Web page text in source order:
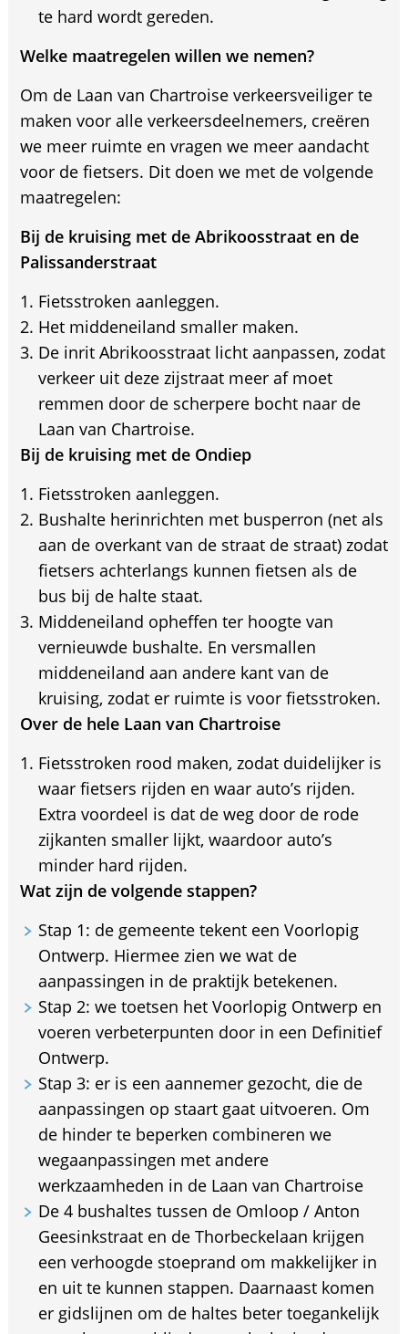
te hard wordt gereden.
Welke maatregelen willen we nemen?
Om de Laan van Chartroise verkeersveiliger te
maken voor alle verkeersdeelnemers, creëren
we meer ruimte en vragen we meer aandacht
voor de fietsers. Dit doen we met de volgende
maatregelen:
Bij de kruising met de Abrikoosstraat en de
Palissanderstraat
Fietsstroken aanleggen.
Het middeneiland smaller maken.
De inrit Abrikoosstraat licht aanpassen, zodat
verkeer uit deze zijstraat meer af moet
remmen door de scherpere bocht naar de
Laan van Chartroise.
Bij de kruising met de Ondiep
Fietsstroken aanleggen.
Bushalte herinrichten met busperron (net als
aan de overkant van de straat de straat) zodat
fietsers achterlangs kunnen fietsen als de
bus bij de halte staat.
Middeneiland opheffen ter hoogte van
vernieuwde bushalte. En versmallen
middeneiland aan andere kant van de
kruising, zodat er ruimte is voor fietsstroken.
Over de hele Laan van Chartroise
Fietsstroken rood maken, zodat duidelijker is
waar fietsers rijden en waar auto’s rijden.
Extra voordeel is dat de weg door de rode
zijkanten smaller lijkt, waardoor auto’s
minder hard rijden.
Wat zijn de volgende stappen?
Stap 1: de gemeente tekent een Voorlopig
Ontwerp. Hiermee zien we wat de
aanpassingen in de praktijk betekenen.
Stap 2: we toetsen het Voorlopig Ontwerp en
voeren verbeterpunten door in een Definitief
Ontwerp.
Stap 3: er is een aannemer gezocht, die de
aanpassingen op staart gaat uitvoeren. Om
de hinder te beperken combineren we
wegaanpassingen met andere
werkzaamheden in de Laan van Chartroise
De 4 bushaltes tussen de Omloop / Anton
Geesinkstraat en de Thorbeckelaan krijgen
een verhoogde stoeprand om makkelijker in
en uit te kunnen stappen. Daarnaast komen
er gidslijnen om de haltes beter toegankelijk